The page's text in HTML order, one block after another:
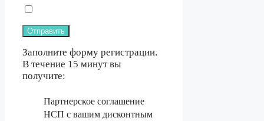
Заполните форму регистрации.
В течение 15 минут вы
получите:
Партнерское соглашение
НСП с вашим дисконтным